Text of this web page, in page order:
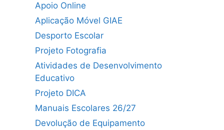
Apoio Online
Aplicação Móvel GIAE
Desporto Escolar
Projeto Fotografia
Atividades de Desenvolvimento
Educativo
Projeto DICA
Manuais Escolares 26/27
Devolução de Equipamento